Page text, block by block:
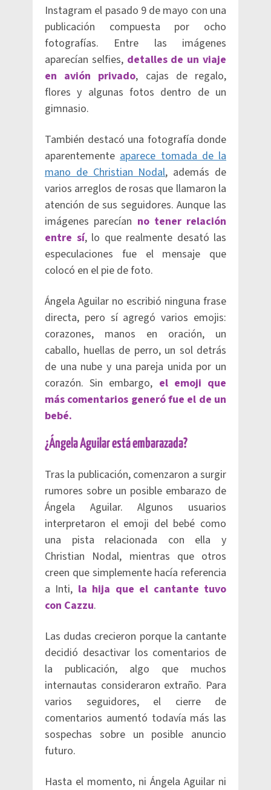
Instagram el pasado 9 de mayo con una
publicación compuesta por ocho
fotografías. Entre las imágenes
aparecían selfies, detalles de un viaje
en avión privado, cajas de regalo,
flores y algunas fotos dentro de un
gimnasio.
También destacó una fotografía donde
aparentementeaparece tomada de la
mano de Christian Nodal, además de
varios arreglos de rosas que llamaron la
atención de sus seguidores. Aunque las
imágenes parecían no tener relación
entre sí, lo que realmente desató las
especulaciones fue el mensaje que
colocó en el pie de foto.
Ángela Aguilar no escribió ninguna frase
directa, pero sí agregó varios emojis:
corazones, manos en oración, un
caballo, huellas de perro, un sol detrás
de una nube y una pareja unida por un
corazón. Sin embargo, el emoji que
más comentarios generó fue el de un
bebé.
¿Ángela Aguilar está embarazada?
Tras la publicación, comenzaron a surgir
rumores sobre un posible embarazo de
Ángela Aguilar. Algunos usuarios
interpretaron el emoji del bebé como
una pista relacionada con ella y
Christian Nodal, mientras que otros
creen que simplemente hacía referencia
a Inti, la hija que el cantante tuvo
con Cazzu.
Las dudas crecieron porque la cantante
decidió desactivar los comentarios de
la publicación, algo que muchos
internautas consideraron extraño. Para
varios seguidores, el cierre de
comentarios aumentó todavía más las
sospechas sobre un posible anuncio
futuro.
Hasta el momento, ni Ángela Aguilar ni